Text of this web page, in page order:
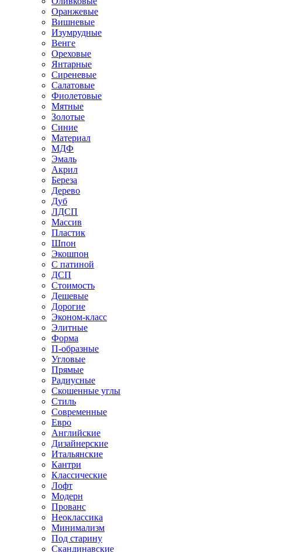
Оранжевые
Вишневые
Изумрудные
Венге
Ореховые
Янтарные
Сиреневые
Салатовые
Фиолетовые
Мятные
Золотые
Синие
Материал
МДФ
Эмаль
Акрил
Береза
Дерево
Дуб
ЛДСП
Массив
Пластик
Шпон
Экошпон
С патиной
ДСП
Стоимость
Дешевые
Дорогие
Эконом-класс
Элитные
Форма
П-образные
Угловые
Прямые
Радиусные
Скошенные углы
Стиль
Современные
Евро
Английские
Дизайнерские
Итальянские
Кантри
Классические
Лофт
Модерн
Прованс
Неоклассика
Минимализм
Под старину
Скандинавские